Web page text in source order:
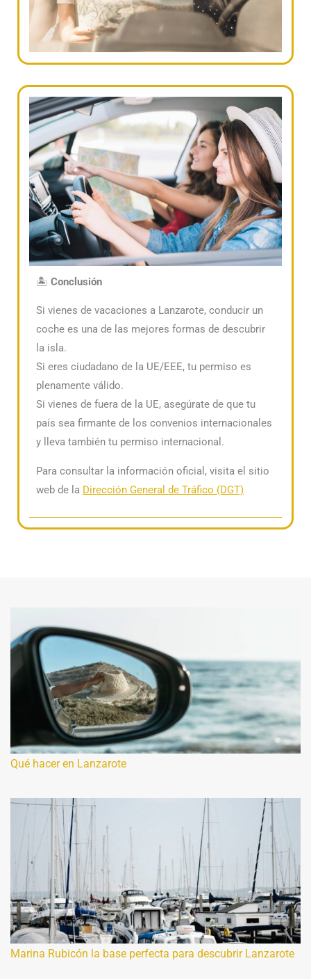
🏝️Conclusión
Si vienes de vacaciones a Lanzarote, conducir un
coche es una de las mejores formas de descubrir
la isla.
Si eres ciudadano de la UE/EEE, tu permiso es
plenamente válido.
Si vienes de fuera de la UE, asegúrate de que tu
país sea firmante de los convenios internacionales
y lleva también tu permiso internacional.
Para consultar la información oficial, visita el sitio
web de la Dirección General de Tráfico (DGT)
Qué hacer en Lanzarote
Marina Rubicón la base perfecta para descubrir Lanzarote